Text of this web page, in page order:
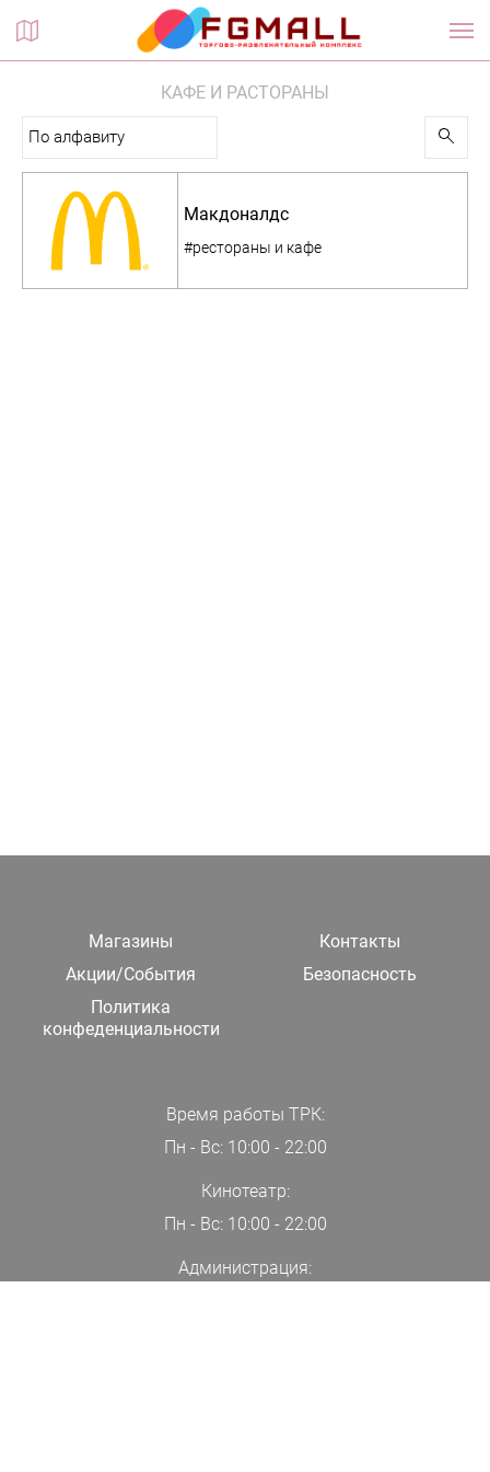
Планы этажей
КАФЕ И РАСТОРАНЫ
По алфавиту
Макдоналдс
#рестораны и кафе
Магазины
Контакты
Акции/События
Безопасность
Политика
конфеденциальности
Время работы ТРК:
Пн - Вс: 10:00 - 22:00
Кинотеатр:
Пн - Вс: 10:00 - 22:00
Администрация: